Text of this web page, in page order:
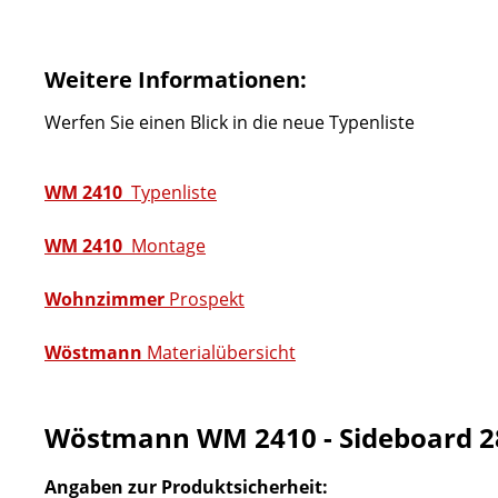
Weitere Informationen:
Werfen Sie einen Blick in die neue Typenliste
WM 2410 Typenliste
WM 2410 Montage
Wohnzimmer Prospekt
Wöstmann Materialübersicht
Wöstmann WM 2410 - Sideboard
Angaben zur Produktsicherheit: